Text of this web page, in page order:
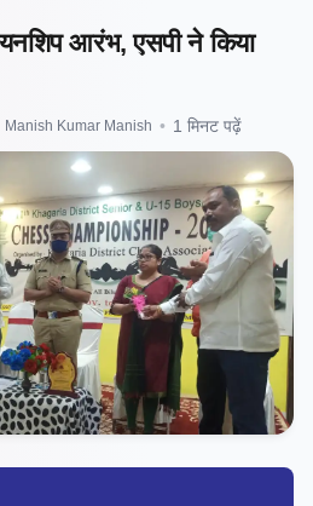
आरंभ, एसपी ने किया
Manish Kumar Manish • 1 मिनट पढ़ें